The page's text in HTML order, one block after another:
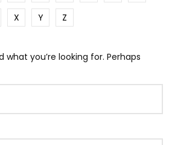
X Y Z
what you’re looking for. Perhaps